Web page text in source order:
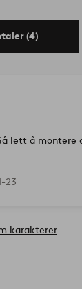
(4)
lett å montere
23
karakterer